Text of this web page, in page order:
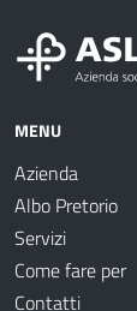
MENU
Azienda
Albo Pretorio
Servizi
Come fare per
Contatti